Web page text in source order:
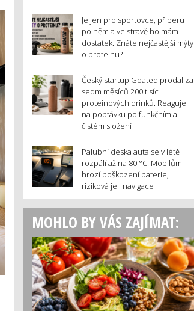
Je jen pro sportovce, přiberu
po něm a ve stravě ho mám
dostatek. Znáte nejčastější mýty
o proteinu?
Český startup Goated prodal za
sedm měsíců 200 tisíc
proteinových drinků. Reaguje
na poptávku po funkčním a
čistém složení
Palubní deska auta se v létě
rozpálí až na 80 °C. Mobilům
hrozí poškození baterie,
riziková je i navigace
MOHLO BY VÁS ZAJÍMAT: